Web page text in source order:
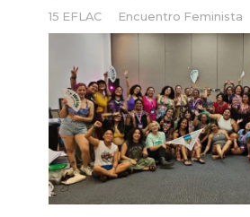
15 EFLAC Encuentro Feminista